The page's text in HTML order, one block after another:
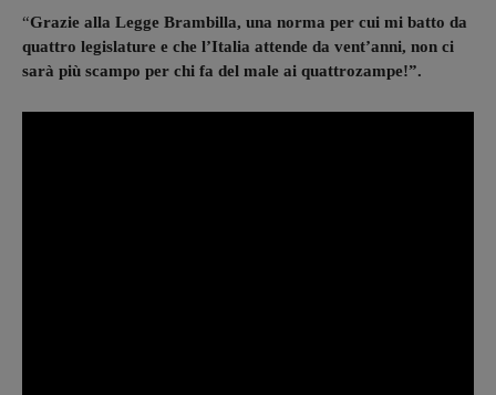
“Grazie alla Legge Brambilla, una norma per cui mi batto da
quattro legislature e che l’Italia attende da vent’anni, non ci
sarà più scampo per chi fa del male ai quattrozampe!”.